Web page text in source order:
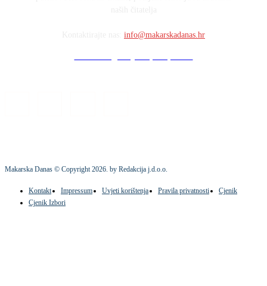
info@makarskadanas.hr
Makarska Danas © Copyright2026. by Redakcija j.d.o.o.
Kontakt Impressum Uvjeti korištenja Pravila privatnosti
Cjenik
Cjenik Izbori